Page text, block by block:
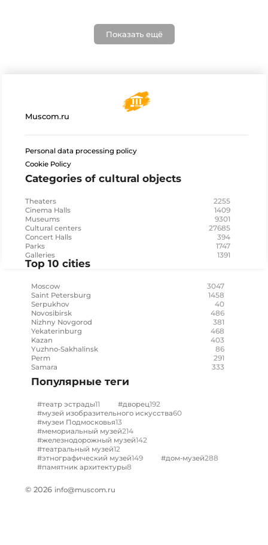
Показать ещё
Muscom.ru
Personal data processing policy
Cookie Policy
Categories of cultural objects
Theaters 2255
Cinema Halls 1409
Museums 9301
Cultural centers 27685
Concert Halls 394
Parks 1747
Galleries 1391
Top 10 cities
Moscow 3047
Saint Petersburg 1458
Serpukhov 40
Novosibirsk 486
Nizhny Novgorod 381
Yekaterinburg 468
Kazan 403
Yuzhno-Sakhalinsk 86
Perm 291
Samara 333
Популярные теги
#театр эстрады11 #дворец192
#музей изобразительного искусства60
#музеи Подмосковья13
#мемориальный музей214
#железнодорожный музей142
#театральный музей12
#этнографический музей149 #дом-музей288
#памятник архитектуры8
© 2026 info@muscom.ru